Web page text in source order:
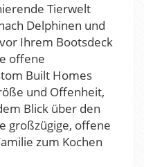
Tierwelt
Delphinen und
Ihrem Bootsdeck
offene
Built Homes
und Offenheit,
Blick über den
großzügige, offene
zum Kochen